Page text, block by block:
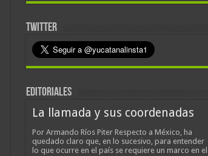
TWITTER
EDITORIALES
La llamada y sus coordenadas
Por Armando Ríos Piter Respecto a México, ha
quedado claro que, en lo sucesivo, para entender
lo que ocurre en el país se requiere un marco en el